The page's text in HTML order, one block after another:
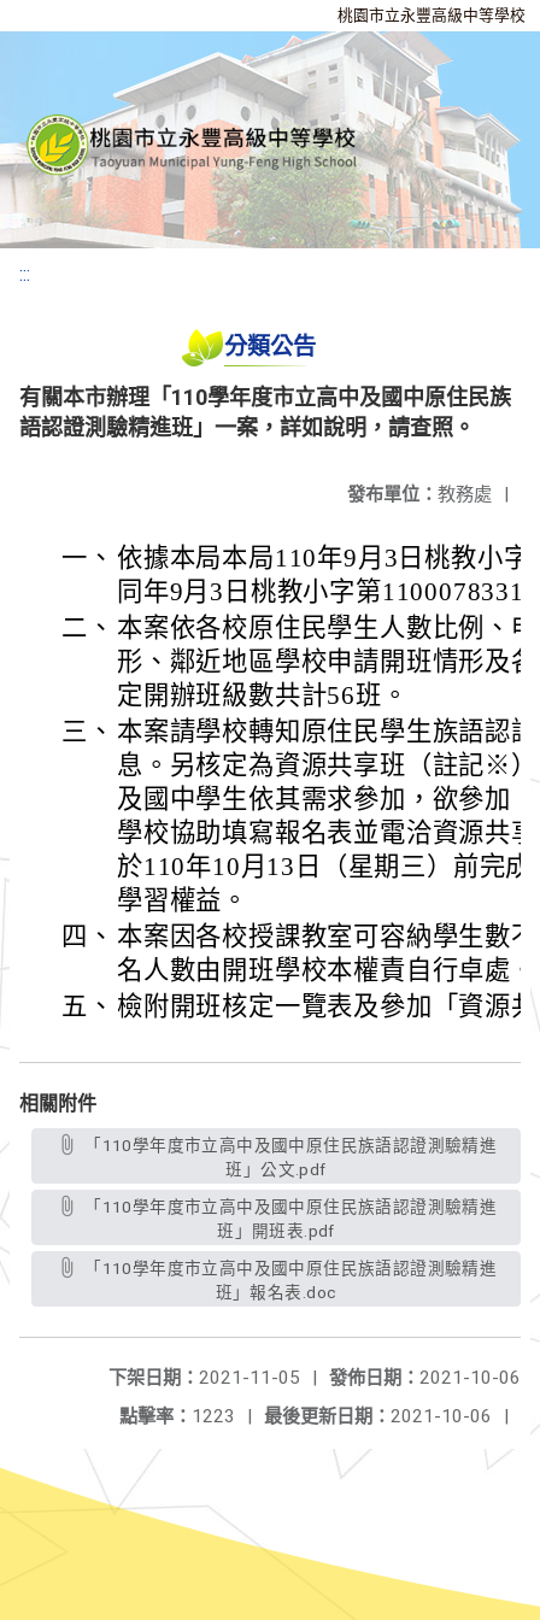
桃園市立永豐高級中等學校
:::
分類公告
有關本市辦理「110學年度市立高中及國中原住民族
語認證測驗精進班」一案，詳如說明，請查照。
發布單位： 教務處 |
一、 依據本局本局110年9月3日桃教小字
同年9月3日桃教小字第
二、 本案依各校原住民學生人數比例、
形、鄰近地區學校申請開班情形及
定開辦班級數共計56班。
三、 本案請學校轉知原住民學生族語認
息。另核定為資源共享班（註記※
及國中學生依其需求參加，欲參加
學校協助填寫報名表並電洽資源共
於110年10月13日（星期三）前完
學習權益。
四、 本案因各校授課教室可容納學生數
名人數由開班學校本權責自行卓處。
五、 檢附開班核定一覽表及參加「資源
相關附件
班」公文.pdf
班」開班表.pdf
班」報名表.doc
發佈日期： 2021-10-06
下架日期： 2021-11-05
|
最後更新日期： 2021-10-06 |
點擊率： 1223 |